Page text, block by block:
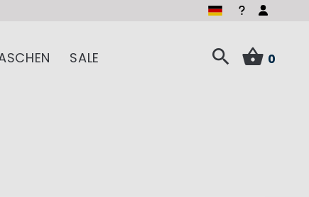
SALE 0